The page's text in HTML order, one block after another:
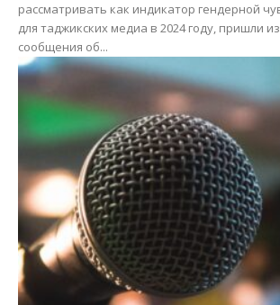
рассматривать как индикатор гендерной
для таджикских медиа в 2024 году, пришли
сообщения об...